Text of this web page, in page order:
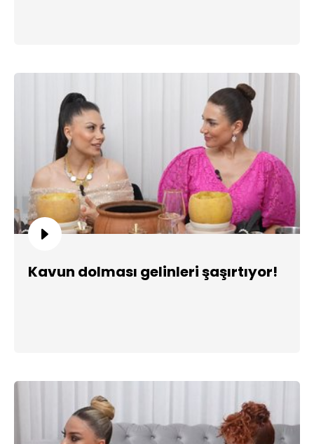
Kavun dolması gelinleri şaşırtıyor!